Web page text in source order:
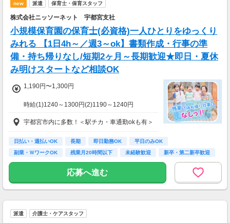
＜月8日出勤の場合＞
日給15533円×週2日=月収124264円
new 派遣 保育士・保育スタッフ
株式会社ニッソーネット 宇都宮支社
小規模保育園の保育士(必資格)一人ひとりをゆっくり
みれる 【1日4h～／週3～ok】書類作成・行事の準
備・持ち帰りなし/短期2ヶ月～長期歓迎★即日・夏休
み明けスタートなど相談OK
1,190円〜1,300円
時給(1)1240～1300円(2)1190～1240円
(1)週40ｈ以上
(2)週40ｈ未満
【月収例】
228800円（時給1300円×8h×22日)
★シフト例：9-18時、7-11時、8-12時、9-16時
など
★短期2ヶ月～長期歓迎！
宇都宮市内に多数！＜駅チカ・車通勤okも有＞
日払い・週払いOK 長期 即日勤務OK
平日のみOK
副業・ＷワークOK
残業月20時間以下 未経験歓迎
新卒・第二新卒歓迎
フリーター歓迎
応募へ進む
派遣 介護士・ケアスタッフ